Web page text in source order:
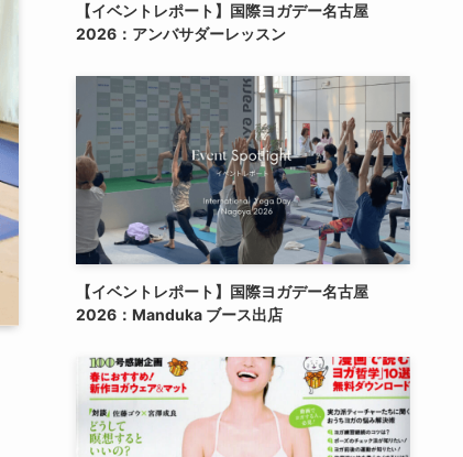
【イベントレポート】国際ヨガデー名古屋
2026：アンバサダーレッスン
【イベントレポート】国際ヨガデー名古屋
2026：Manduka ブース出店